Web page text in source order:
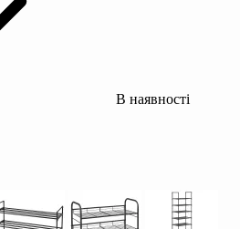
В наявності